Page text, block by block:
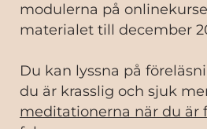
modulerna på
materialet till december
Du kan lyssna på
du är krasslig och sjuk
meditationerna när du är